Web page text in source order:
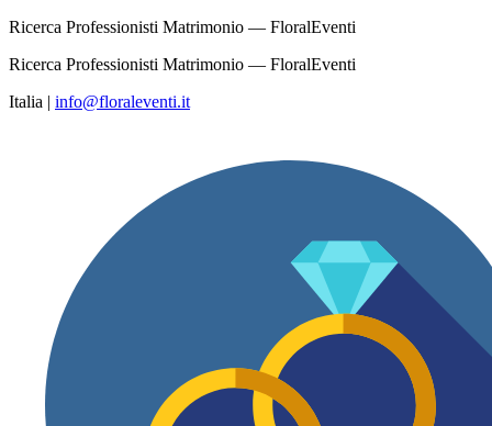
Ricerca Professionisti Matrimonio — FloralEventi
Ricerca Professionisti Matrimonio — FloralEventi
Italia | info@floraleventi.it